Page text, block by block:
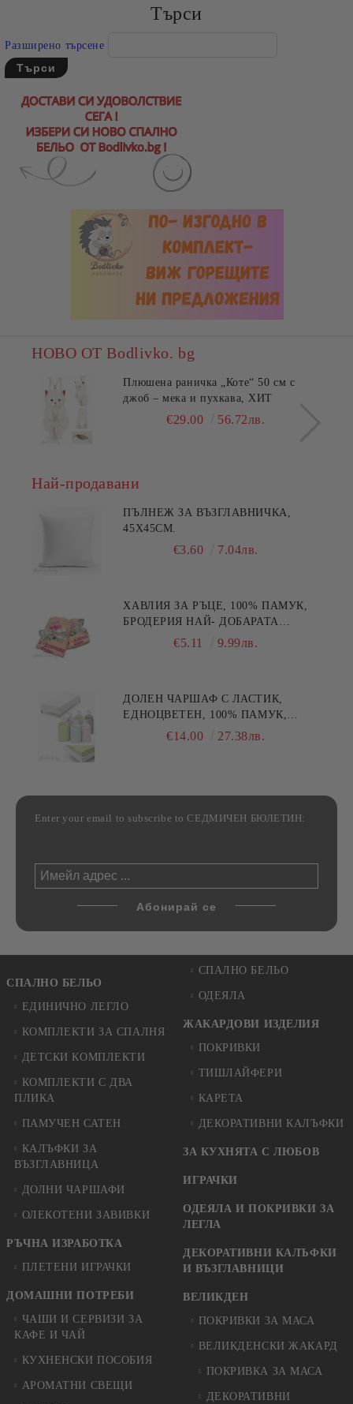
Търси
Разширено търсене
НОВО ОТ Bodlivko. bg
Плюшена раничка „Коте“ 50 см с
джоб – мека и пухкава, ХИТ
€29.00 56.72лв.
Най-продавани
ПЪЛНЕЖ ЗА ВЪЗГЛАВНИЧКА,
45X45СМ.
€3.60 7.04лв.
ХАВЛИЯ ЗА РЪЦЕ, 100% ПАМУК,
БРОДЕРИЯ НАЙ- ДОБАРАТА
МАЙКА/БАБА , РАЗМЕР:
€5.11 9.99лв.
ДОЛЕН ЧАРШАФ С ЛАСТИК,
ЕДНОЦВЕТЕН, 100% ПАМУК,
РАЗЛИЧНИ РАЗМЕРИ
€14.00 27.38лв.
Enter your email to subscribe to СЕДМИЧЕН БЮЛЕТИН:
СПАЛНО БЕЛЬО
ЕДИНИЧНО ЛЕГЛО
КОМПЛЕКТИ ЗА СПАЛНЯ
ДЕТСКИ КОМПЛЕКТИ
КОМПЛЕКТИ С ДВА
ПЛИКА
ПАМУЧЕН САТЕН
КАЛЪФКИ ЗА
ВЪЗГЛАВНИЦА
ДОЛНИ ЧАРШАФИ
ОЛЕКОТЕНИ ЗАВИВКИ
РЪЧНА ИЗРАБОТКА
ПЛЕТЕНИ ИГРАЧКИ
ДОМАШНИ ПОТРЕБИ
ЧАШИ И СЕРВИЗИ ЗА
КАФЕ И ЧАЙ
КУХНЕНСКИ ПОСОБИЯ
АРОМАТНИ СВЕЩИ
СПАЛНО БЕЛЬО
ОДЕЯЛА
ЖАКАРДОВИ ИЗДЕЛИЯ
ПОКРИВКИ
ТИШЛАЙФЕРИ
КАРЕТА
ДЕКОРАТИВНИ КАЛЪФКИ
ЗА КУХНЯТА С ЛЮБОВ
ИГРАЧКИ
ОДЕЯЛА И ПОКРИВКИ ЗА
ЛЕГЛА
ДЕКОРАТИВНИ КАЛЪФКИ
И ВЪЗГЛАВНИЦИ
ВЕЛИКДЕН
ПОКРИВКИ ЗА МАСА
ВЕЛИКДЕНСКИ ЖАКАРД
ПОКРИВКА ЗА МАСА
ДЕКОРАТИВНИ